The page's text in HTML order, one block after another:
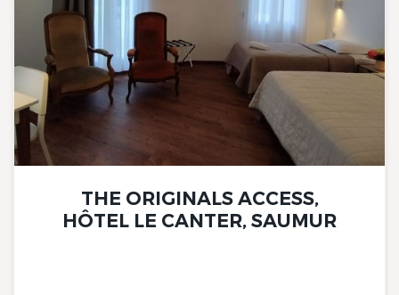
THE ORIGINALS ACCESS,
HÔTEL LE CANTER, SAUMUR